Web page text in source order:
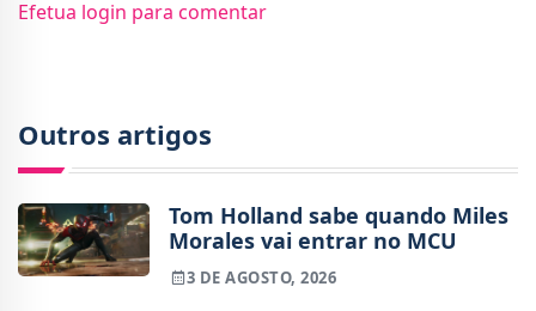
Efetua login para comentar
Outros artigos
Tom Holland sabe quando Miles
Morales vai entrar no MCU
3 DE AGOSTO, 2026